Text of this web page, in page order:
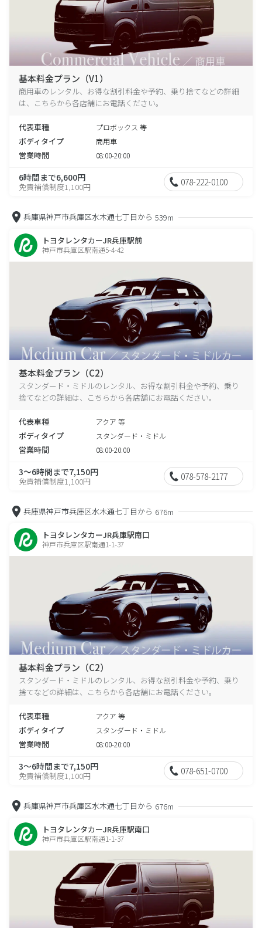
基本料金プラン（V1）
商用車のレンタル、お得な割引料金や予約、乗り捨てなどの詳細
は、こちらから各店舗にお電話ください。
代表車種 プロボックス 等
ボディタイプ 商用車
営業時間 08:00-20:00
6時間まで6,600円
免責補償制度1,100円 078-222-0100
兵庫県神戸市兵庫区水木通七丁目から 539m
トヨタレンタカーJR兵庫駅前
神戸市兵庫区駅南通5-4-42
基本料金プラン（C2）
スタンダード・ミドルのレンタル、お得な割引料金や予約、乗り
捨てなどの詳細は、こちらから各店舗にお電話ください。
代表車種 アクア 等
ボディタイプ スタンダード・ミドル
営業時間 08:00-20:00
3～6時間まで7,150円
免責補償制度1,100円 078-578-2177
兵庫県神戸市兵庫区水木通七丁目から 676m
トヨタレンタカーJR兵庫駅南口
神戸市兵庫区駅南通1-1-37
基本料金プラン（C2）
スタンダード・ミドルのレンタル、お得な割引料金や予約、乗り
捨てなどの詳細は、こちらから各店舗にお電話ください。
代表車種 アクア 等
ボディタイプ スタンダード・ミドル
営業時間 08:00-20:00
3～6時間まで7,150円
免責補償制度1,100円 078-651-0700
兵庫県神戸市兵庫区水木通七丁目から 676m
トヨタレンタカーJR兵庫駅南口
神戸市兵庫区駅南通1-1-37